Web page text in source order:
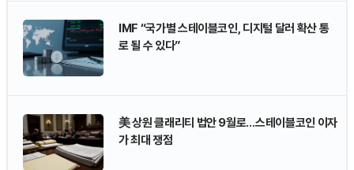
IMF “국가별 스테이블코인, 디지털 달러 확산 통
로 될 수 있다”
美 상원 클래리티 법안 9월로…스테이블코인 이자
가 최대 쟁점